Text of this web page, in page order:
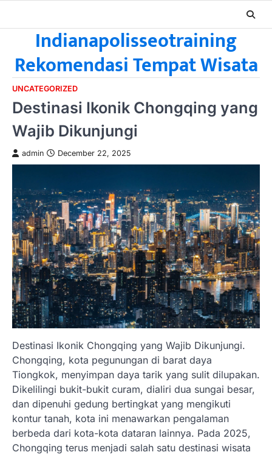
Indianapolisseotraining
Rekomendasi Tempat Wisata
UNCATEGORIZED
Destinasi Ikonik Chongqing yang
Wajib Dikunjungi
admin December 22, 2025
Destinasi Ikonik Chongqing yang Wajib Dikunjungi.
Chongqing, kota pegunungan di barat daya
Tiongkok, menyimpan daya tarik yang sulit dilupakan.
Dikelilingi bukit-bukit curam, dialiri dua sungai besar,
dan dipenuhi gedung bertingkat yang mengikuti
kontur tanah, kota ini menawarkan pengalaman
berbeda dari kota-kota dataran lainnya. Pada 2025,
Chongqing terus menjadi salah satu destinasi wisata